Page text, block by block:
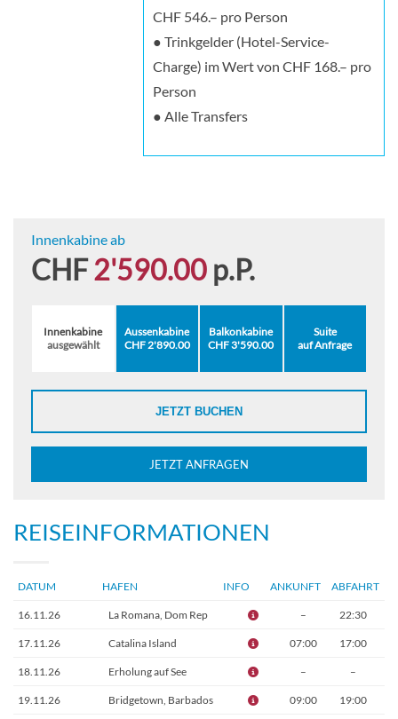
CHF 546.– pro Person
● Trinkgelder (Hotel-Service-
Charge) im Wert von CHF 168.– pro
Person
● Alle Transfers
Innenkabine ab
CHF2'590.00 p.P.
Innenkabine
ausgewählt
Aussenkabine
CHF 2'890.00
Balkonkabine
CHF 3'590.00
Suite
auf Anfrage
JETZT BUCHEN
JETZT ANFRAGEN
REISEINFORMATIONEN
DATUM HAFEN INFO ANKUNFT ABFAHRT
16.11.26 La Romana, Dom Rep – 22:30
17.11.26 Catalina Island 07:00 17:00
18.11.26 Erholung auf See – –
19.11.26 Bridgetown, Barbados 09:00 19:00